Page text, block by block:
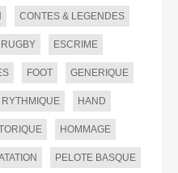
CONTES & LEGENDES
ESCRIME
FOOT GENERIQUE
HAND
HOMMAGE
PELOTE BASQUE